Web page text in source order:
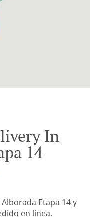
In
14
Etapa 14 y
en línea.